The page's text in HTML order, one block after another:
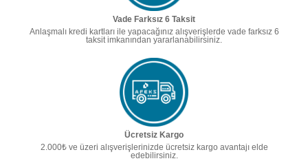
Vade Farksız 6 Taksit
Anlaşmalı kredi kartları ile yapacağınız alışverişlerde vade farksız 6
taksit imkanından yararlanabilirsiniz.
Ücretsiz Kargo
2.000₺ ve üzeri alışverişlerinizde ücretsiz kargo avantajı elde
edebilirsiniz.